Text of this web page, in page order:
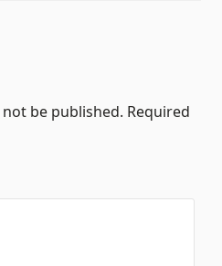
be published. Required